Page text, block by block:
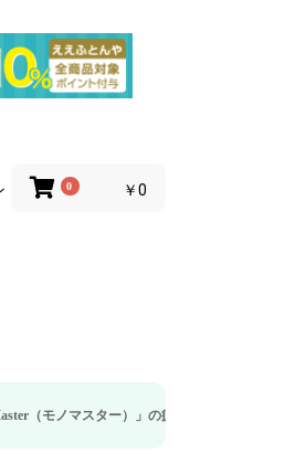
0 ￥0
）」の疲労回復・睡眠の向上特集に当社のリカ